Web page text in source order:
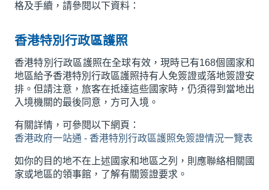
格及手續，請參閱以下資料：
香港特別行政區護照
香港特別行政區護照在全球有效，現時已有168個國家和
地區給予香港特別行政區護照持有人免簽證或落地簽證安
排。但請注意，旅客在抵達這些國家時，仍須得到當地出
入境機關的最後同意，方可入境。
有關詳情，可參閱以下網頁：
香港政府一站通 - 香港特別行政區護照免簽證情況一覽表
如你的目的地不在上述國家和地區之列，則應聯絡相關國
家或地區的領事館，了解有關簽證要求。